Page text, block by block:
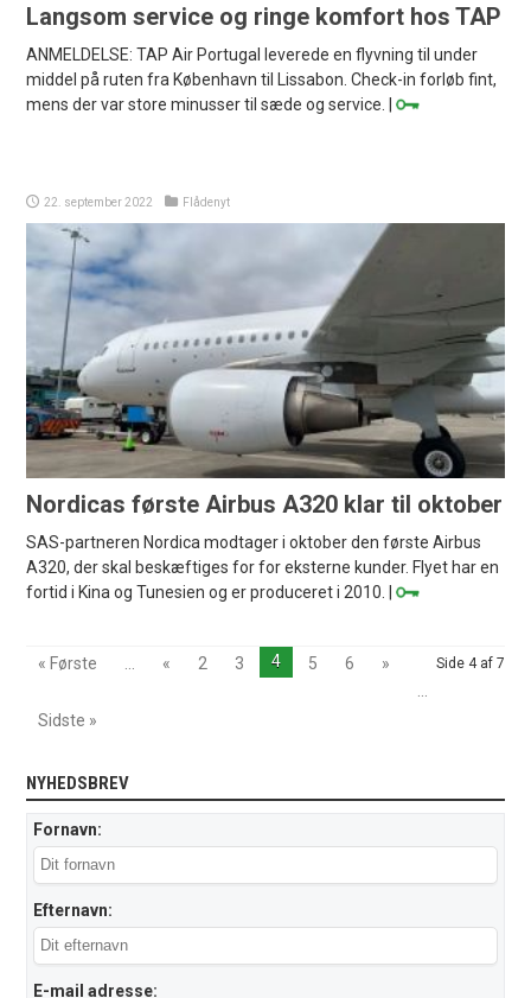
Langsom service og ringe komfort hos TAP
ANMELDELSE: TAP Air Portugal leverede en flyvning til under
middel på ruten fra København til Lissabon. Check-in forløb fint,
mens der var store minusser til sæde og service. |
22. september 2022 Flådenyt
Nordicas første Airbus A320 klar til oktober
SAS-partneren Nordica modtager i oktober den første Airbus
A320, der skal beskæftiges for for eksterne kunder. Flyet har en
fortid i Kina og Tunesien og er produceret i 2010. |
Side 4 af 7
« Første « 2 3 4 5 6
»
Sidste »
NYHEDSBREV
Fornavn:
Efternavn:
E-mail adresse: